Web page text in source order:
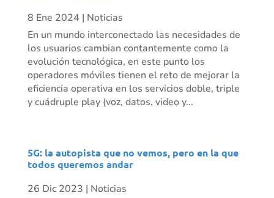
8 Ene 2024 | Noticias
En un mundo interconectado las necesidades de
los usuarios cambian contantemente como la
evolución tecnológica, en este punto los
operadores móviles tienen el reto de mejorar la
eficiencia operativa en los servicios doble, triple
y cuádruple play (voz, datos, video y...
5G: la autopista que no vemos, pero en la que
todos queremos andar
26 Dic 2023 | Noticias